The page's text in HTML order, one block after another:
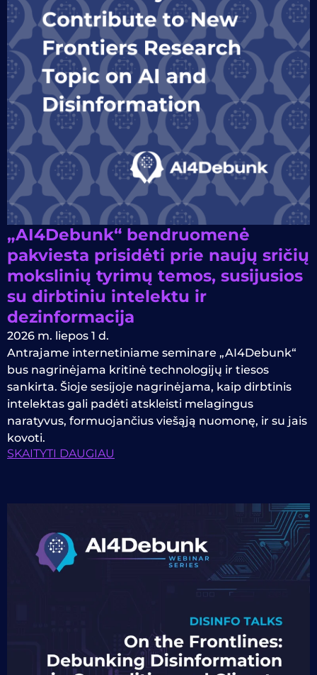
„AI4Debunk“ bendruomenė
pakviesta prisidėti prie naujų sričių
mokslinių tyrimų temos, susijusios
su dirbtiniu intelektu ir
dezinformacija
2026 m. liepos 1 d.
Antrajame internetiniame seminare „AI4Debunk“
bus nagrinėjama kritinė technologijų ir tiesos
sankirta. Šioje sesijoje nagrinėjama, kaip dirbtinis
intelektas gali padėti atskleisti melagingus
naratyvus, formuojančius viešąją nuomonę, ir su jais
kovoti.
SKAITYTI DAUGIAU